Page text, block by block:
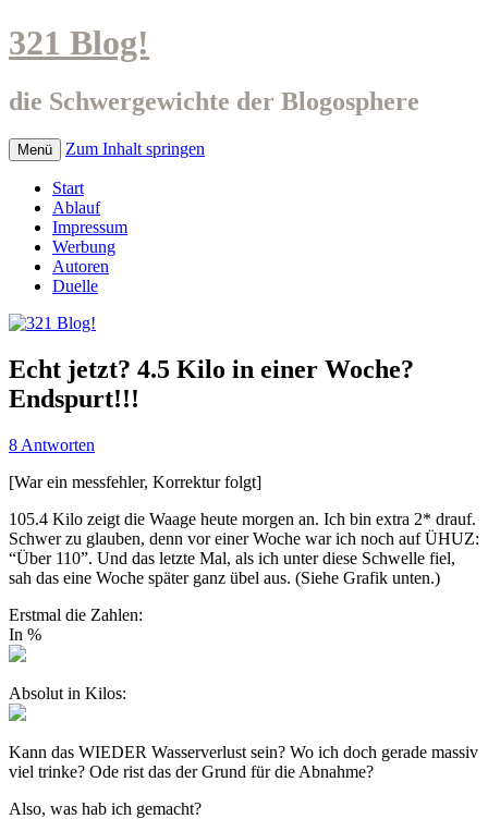
321 Blog!
die Schwergewichte der Blogosphere
Menü Zum Inhalt springen
Start
Ablauf
Impressum
Werbung
Autoren
Duelle
Echt jetzt? 4.5 Kilo in einer Woche?
Endspurt!!!
8 Antworten
[War ein messfehler, Korrektur folgt]
105.4 Kilo zeigt die Waage heute morgen an. Ich bin extra 2* drauf.
Schwer zu glauben, denn vor einer Woche war ich noch auf ÜHUZ:
“Über 110”. Und das letzte Mal, als ich unter diese Schwelle fiel,
sah das eine Woche später ganz übel aus. (Siehe Grafik unten.)
Erstmal die Zahlen:
In %
Absolut in Kilos:
Kann das WIEDER Wasserverlust sein? Wo ich doch gerade massiv
viel trinke? Ode rist das der Grund für die Abnahme?
Also, was hab ich gemacht?